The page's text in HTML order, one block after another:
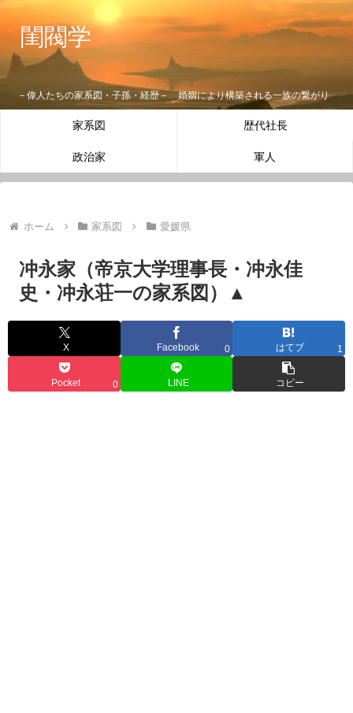
閨閥学
－偉人たちの家系図・子孫・経歴－ 婚姻により構築される一族の繋がり
家系図 歴代社長
政治家 軍人
ホーム 家系図 愛媛県
冲永家（帝京大学理事長・冲永佳
史・冲永荘一の家系図）▲
X Facebook 0 はてブ 1
Pocket 0 LINE コピー